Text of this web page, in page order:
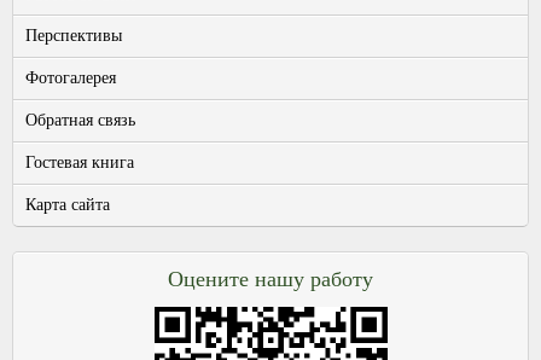
Перспективы
Фотогалерея
Обратная связь
Гостевая книга
Карта сайта
Оцените нашу работу